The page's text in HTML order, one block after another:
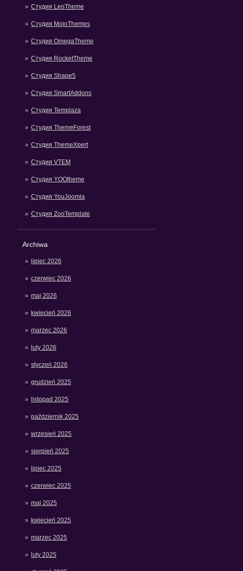
Студия LeoTheme
Студия MojoThemes
Студия OmegaTheme
Студия RocketTheme
Студия Shape5
Студия SmartAddons
Студия Templaza
Студия ThemeForest
Студия ThemeXpert
Студия VTEM
Студия YOOtheme
Студия YouJoomla
Студия ZooTemplate
Archiwa
lipiec 2026
czerwiec 2026
maj 2026
kwiecień 2026
marzec 2026
luty 2026
styczeń 2026
grudzień 2025
listopad 2025
październik 2025
wrzesień 2025
sierpień 2025
lipiec 2025
czerwiec 2025
maj 2025
kwiecień 2025
marzec 2025
luty 2025